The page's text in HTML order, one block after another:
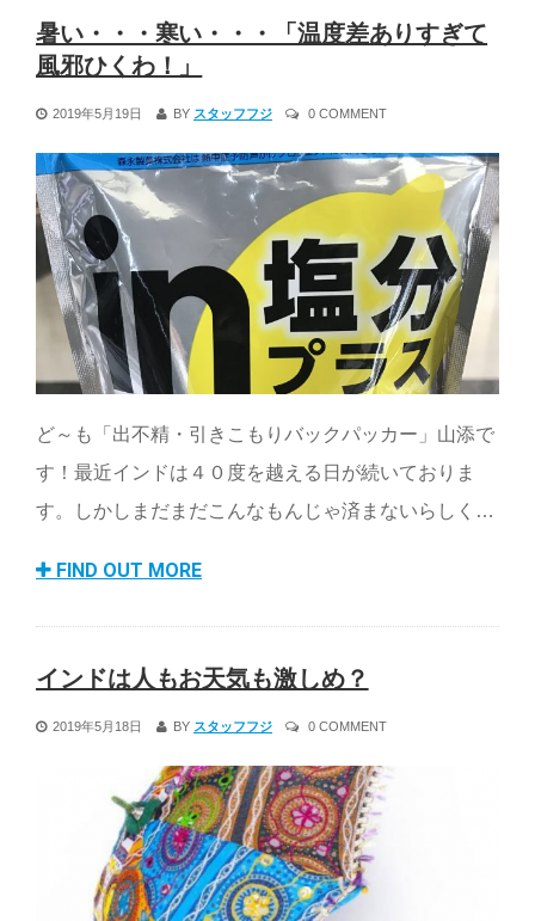
暑い・・・寒い・・・「温度差ありすぎて
風邪ひくわ！」
2019年5月19日 BY スタッフフジ 0 COMMENT
ど～も「出不精・引きこもりバックパッカー」山添で
す！最近インドは４０度を越える日が続いておりま
す。しかしまだまだこんなもんじゃ済まないらしく…
FIND OUT MORE
インドは人もお天気も激しめ？
2019年5月18日 BY スタッフフジ 0 COMMENT